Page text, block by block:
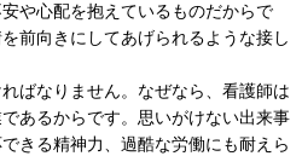
や心配を抱えているものだからで
前向きにしてあげられるような接し
ばなりません。なぜなら、看護師は
あるからです。思いがけない出来事
きる精神力、過酷な労働にも耐えら